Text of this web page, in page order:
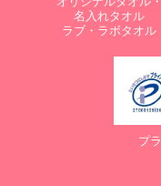
ビル内
電話：03-5860-7565 /
７. 個人情報の提供の任
お客様がご自身の個人
ご判断によりますが、
スが提供できない場合
名入れタオル
ラブ・ラボタオル
プ